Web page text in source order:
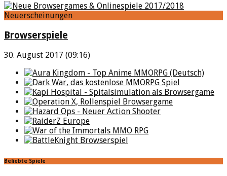
Neuerscheinungen
Browserspiele
30. August 2017 (09:16)
Beliebte Spiele